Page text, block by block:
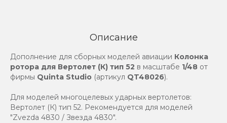
Описание
Дополнение для сборных моделей авиации Колонка
ротора для Вертолет (К) тип 52 в масштабе 1/48 от
фирмы Quinta Studio (артикул QT48026).
Для моделей многоцелевых ударных вертолетов:
Вертолет (К) тип 52. Рекомендуется для моделей
"Zvezda 4830 / Звезда 4830".